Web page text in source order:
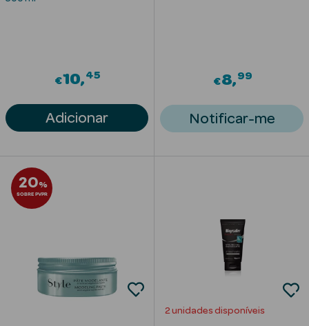
Ver Tudo
Celulite
Cicatrizes
€10 45
Adicionar
€8 99
Notificar-me
20%
SOBRE PVPR
2 unidades disponíveis